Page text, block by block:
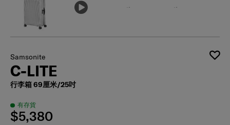
Samsonite
C-LITE
行李箱 69厘米/25吋
有存貨
$5,380